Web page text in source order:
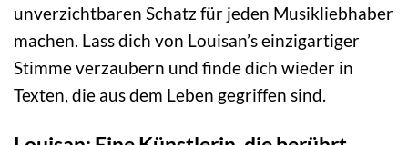
unverzichtbaren Schatz für jeden Musikliebhaber
machen. Lass dich von Louisan’s einzigartiger
Stimme verzaubern und finde dich wieder in
Texten, die aus dem Leben gegriffen sind.